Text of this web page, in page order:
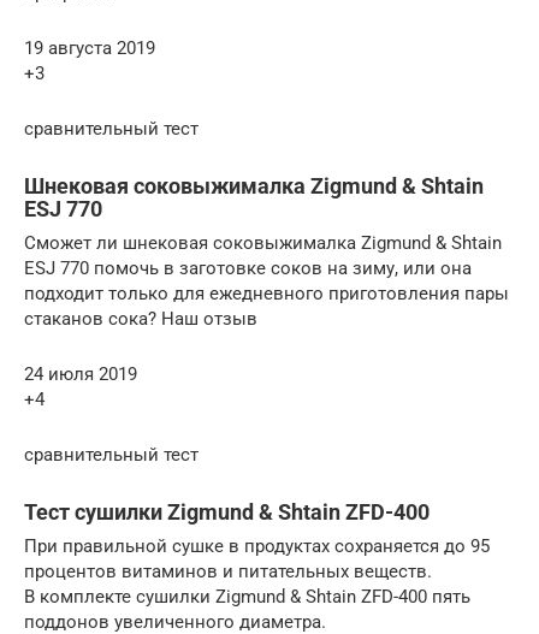
19 августа 2019
+3
сравнительный тест
Шнековая соковыжималка Zigmund & Shtain
ESJ 770
Сможет ли шнековая соковыжималка Zigmund & Shtain
ESJ 770 помочь в заготовке соков на зиму, или она
подходит только для ежедневного приготовления пары
стаканов сока? Наш отзыв
24 июля 2019
+4
сравнительный тест
Тест сушилки Zigmund & Shtain ZFD-400
При правильной сушке в продуктах сохраняется до 95
процентов витаминов и питательных веществ.
В комплекте сушилки Zigmund & Shtain ZFD-400 пять
поддонов увеличенного диаметра.